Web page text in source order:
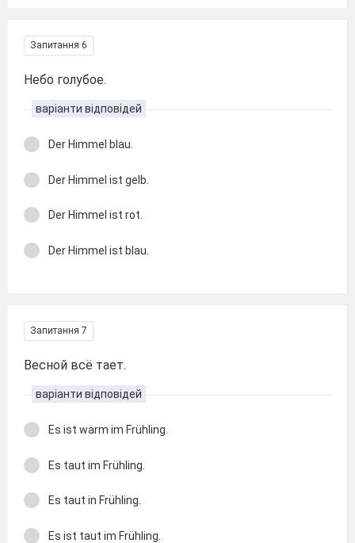
Запитання 6
Небо голубое.
варіанти відповідей
Der Himmel blau.
Der Himmel ist gelb.
Der Himmel ist rot.
Der Himmel ist blau.
Запитання 7
Весной всё тает.
варіанти відповідей
Es ist warm im Frühling.
Es taut im Frühling.
Es taut in Frühling.
Es ist taut im Frühling.